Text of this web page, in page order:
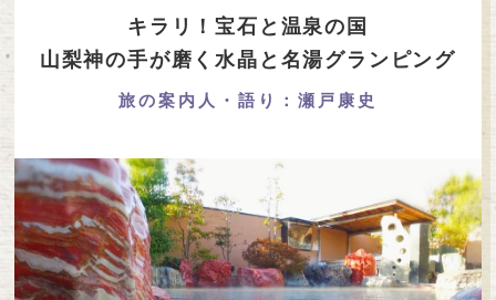
キラリ！宝石と温泉の国
山梨神の手が磨く水晶と名湯グランピング
旅の案内人・語り：瀬戸康史